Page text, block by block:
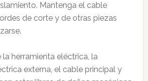
Mantenga el cable
de corte y de otras piezas
la herramienta eléctrica, la
externa, el cable principal y